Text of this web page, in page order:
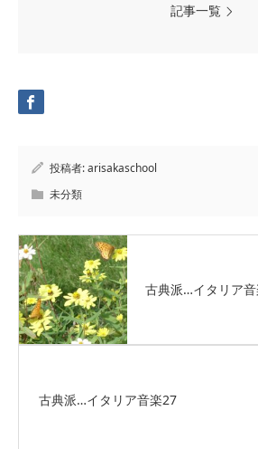
記事一覧
投稿者:arisakaschool
未分類
古典派…イタリア
古典派…イタリア音楽27